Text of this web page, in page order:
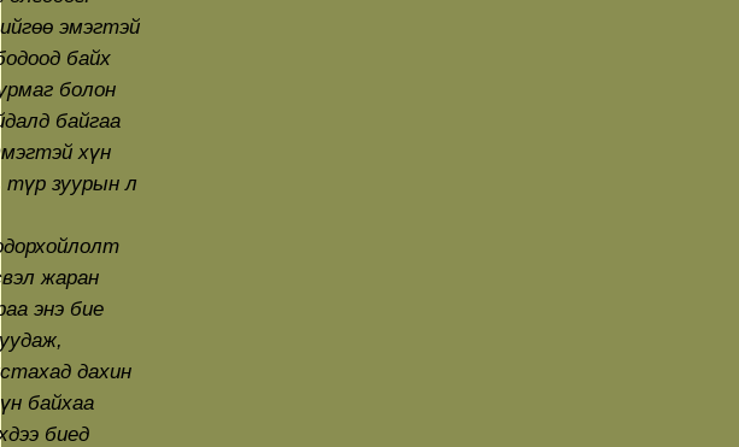
өөэмэгтэй
байх
болон
байгаа
хүн
түр зуурын л
жаран
энэ бие
дахин
үн байхаа
дээ биед